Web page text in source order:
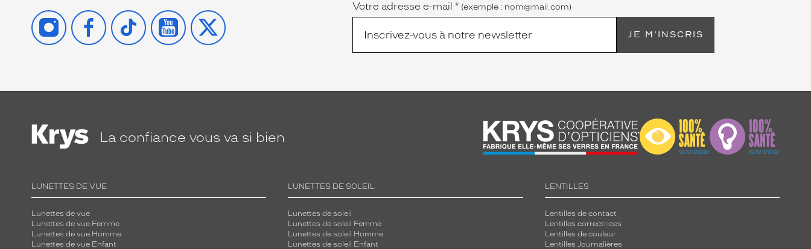
INSTAGRAMFACEBOOK
TIKTOK YOUTUBE
X
Votre adresse e-mail * (exemple : nom@mail.com)
JE M'INSCRIS
La confiance vous va si bien
LUNETTES DE VUE
Lunettes de vue
Lunettes de vue Femme
Lunettes de vue Homme
Lunettes de vue Enfant
LUNETTES DE SOLEIL
Lunettes de soleil
Lunettes de soleil Femme
Lunettes de soleil Homme
Lunettes de soleil Enfant
LENTILLES
Lentilles de contact
Lentilles correctrices
Lentilles de couleur
Lentilles Journalières